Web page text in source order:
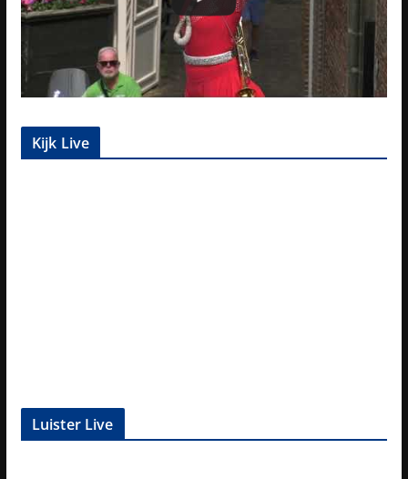
Kijk Live
Luister Live